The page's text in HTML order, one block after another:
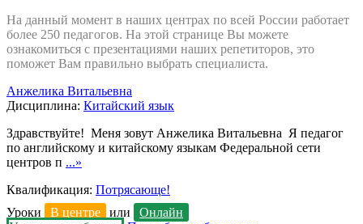
На данный момент в наших центрах по всей России работает
более 250 педагогов. На этой странице Вы можете
ознакомиться с презентациями наших репетиторов, это
поможет Вам правильно выбрать специалиста.
Анжелика Витальевна
Дисциплина: Китайский язык
Здравствуйте! Меня зовут Анжелика Витальевна Я педагог
по английскому и китайскому языкам Федеральной сети
центров п ...»
Квалификация: Потрясающе!
Уроки
В центре или
Онлайн